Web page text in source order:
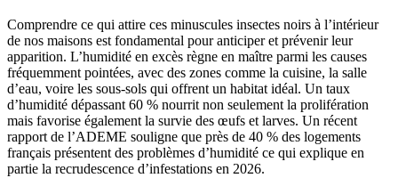
Comprendre ce qui attire ces minuscules insectes noirs à l’intérieur
de nos maisons est fondamental pour anticiper et prévenir leur
apparition. L’humidité en excès règne en maître parmi les causes
fréquemment pointées, avec des zones comme la cuisine, la salle
d’eau, voire les sous-sols qui offrent un habitat idéal. Un taux
d’humidité dépassant 60 % nourrit non seulement la prolifération
mais favorise également la survie des œufs et larves. Un récent
rapport de l’ADEME souligne que près de 40 % des logements
français présentent des problèmes d’humidité ce qui explique en
partie la recrudescence d’infestations en 2026.